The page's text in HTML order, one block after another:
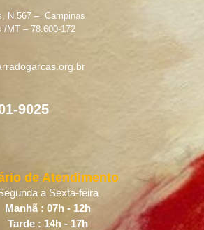
N.567 – Campinas
/MT – 78.600-172
9025
de Atendimento
a Sexta-feira
Manhã : 07h - 12h
Tarde : 14h - 17h